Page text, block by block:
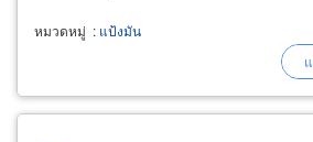
หมวดหมู่ : แป้งมัน